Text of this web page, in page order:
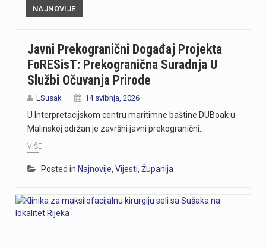
NAJNOVIJE
Javni Prekogranični Događaj Projekta
FoRESisT: Prekogranična Suradnja U
Službi Očuvanja Prirode
LSusak 14 svibnja, 2026
U Interpretacijskom centru maritimne baštine DUBoak u
Malinskoj održan je završni javni prekogranični…
VIŠE
Posted in Najnovije, Vijesti, Županija